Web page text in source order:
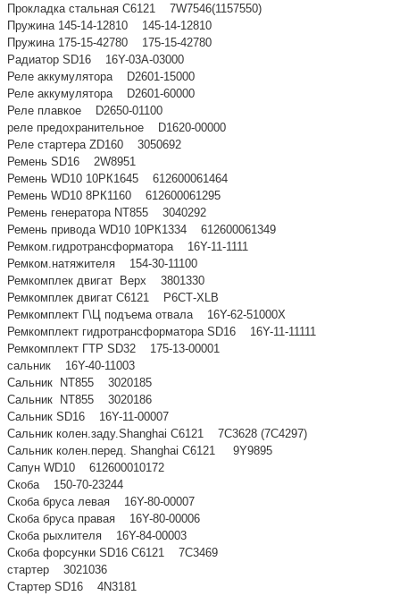
Прокладка стальная С6121 7W7546(1157550)
Пружина 145-14-12810 145-14-12810
Пружина 175-15-42780 175-15-42780
Радиатор SD16 16Y-03A-03000
Реле аккумулятора D2601-15000
Реле аккумулятора D2601-60000
Реле плавкое D2650-01100
реле предохранительное D1620-00000
Реле стартера ZD160 3050692
Ремень SD16 2W8951
Ремень WD10 10РК1645 612600061464
Ремень WD10 8РК1160 612600061295
Ремень генератора NT855 3040292
Ремень привода WD10 10РК1334 612600061349
Ремком.гидротрансформатора 16Y-11-1111
Ремком.натяжителя 154-30-11100
Ремкомплек двигат Верх 3801330
Ремкомплек двигат С6121 Р6СТ-ХLB
Ремкомплект Г\Ц подъема отвала 16Y-62-51000X
Ремкомплект гидротрансформатора SD16 16Y-11-11111
Ремкомплект ГТР SD32 175-13-00001
сальник 16Y-40-11003
Сальник NT855 3020185
Сальник NT855 3020186
Сальник SD16 16Y-11-00007
Сальник колен.задy.Shanghai C6121 7С3628 (7С4297)
Сальник колен.перед. Shanghai C6121 9Y9895
Сапун WD10 612600010172
Скоба 150-70-23244
Скоба бруса левая 16Y-80-00007
Скоба бруса правая 16Y-80-00006
Скоба рыхлителя 16Y-84-00003
Скоба форсунки SD16 C6121 7C3469
стартер 3021036
Стартер SD16 4N3181